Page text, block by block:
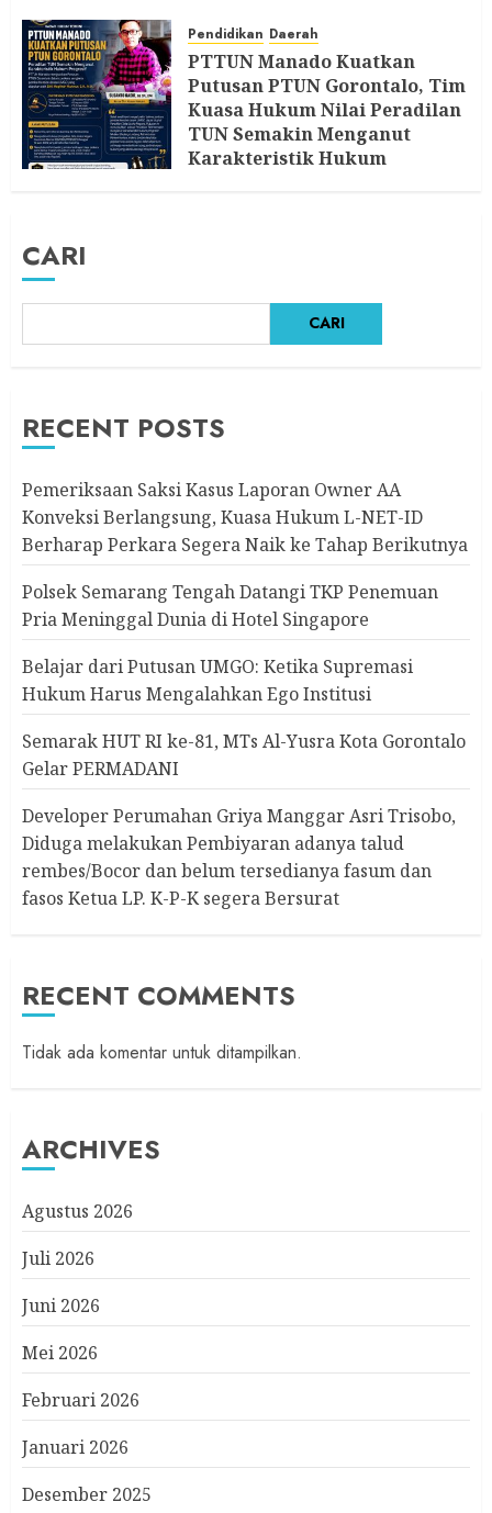
7 AGUSTUS 2026
Pendidikan Daerah
PTTUN Manado Kuatkan
Putusan PTUN Gorontalo, Tim
Kuasa Hukum Nilai Peradilan
TUN Semakin Menganut
Karakteristik Hukum
CARI
CARI
RECENT POSTS
Pemeriksaan Saksi Kasus Laporan Owner AA
Konveksi Berlangsung, Kuasa Hukum L-NET-ID
Berharap Perkara Segera Naik ke Tahap Berikutnya
Polsek Semarang Tengah Datangi TKP Penemuan
Pria Meninggal Dunia di Hotel Singapore
Belajar dari Putusan UMGO: Ketika Supremasi
Hukum Harus Mengalahkan Ego Institusi
Semarak HUT RI ke-81, MTs Al-Yusra Kota Gorontalo
Gelar PERMADANI
Developer Perumahan Griya Manggar Asri Trisobo,
Diduga melakukan Pembiyaran adanya talud
rembes/Bocor dan belum tersedianya fasum dan
fasos Ketua LP. K-P-K segera Bersurat
RECENT COMMENTS
Tidak ada komentar untuk ditampilkan.
ARCHIVES
Agustus 2026
Juli 2026
Juni 2026
Mei 2026
Februari 2026
Januari 2026
Desember 2025